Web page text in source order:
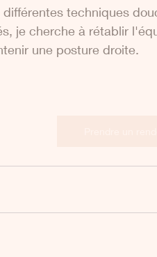
techniques
je cherche à rétablir
une posture droite.